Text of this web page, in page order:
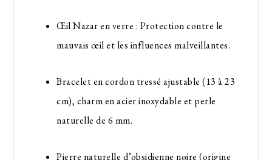
Œil Nazar en verre : Protection contre le
mauvais œil et les influences malveillantes.
Bracelet en cordon tressé ajustable (13 à 23
cm), charm en acier inoxydable et perle
naturelle de 6 mm.
Pierre naturelle d’obsidienne noire (origine